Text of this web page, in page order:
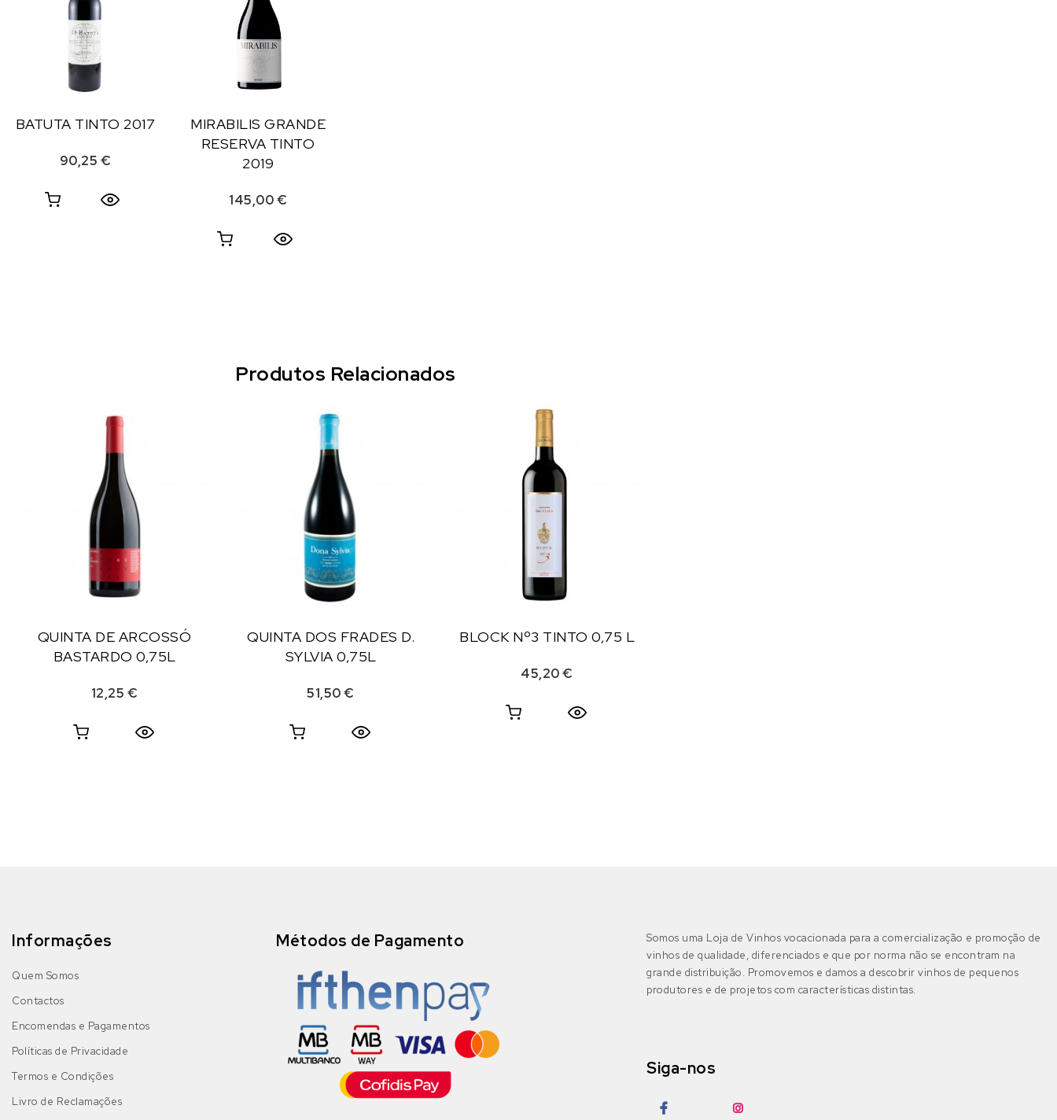
BATUTA TINTO 2017
90,25 €
MIRABILIS GRANDE
RESERVA TINTO
2019
145,00€
Produtos Relacionados
QUINTA DE ARCOSSÓ
BASTARDO 0,75L
12,25 €
QUINTA DOS FRADES D.
SYLVIA 0,75L
51,50€
BLOCK Nº3 TINTO 0,75 L
45,20€
Informações
Quem Somos
Contactos
Encomendas e Pagamentos
Políticas de Privacidade
Termos e Condições
Livro de Reclamações
Métodos de Pagamento
Somos uma Loja de Vinhos vocacionada para a comercialização e promoção de
vinhos de qualidade, diferenciados e que por norma não se encontram na
grande distribuição. Promovemos e damos a descobrir vinhos de pequenos
produtores e de projetos com características distintas.
Siga-nos